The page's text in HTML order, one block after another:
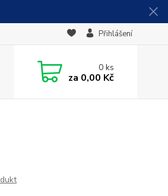
Přihlášení
0ks
za 0,00 Kč